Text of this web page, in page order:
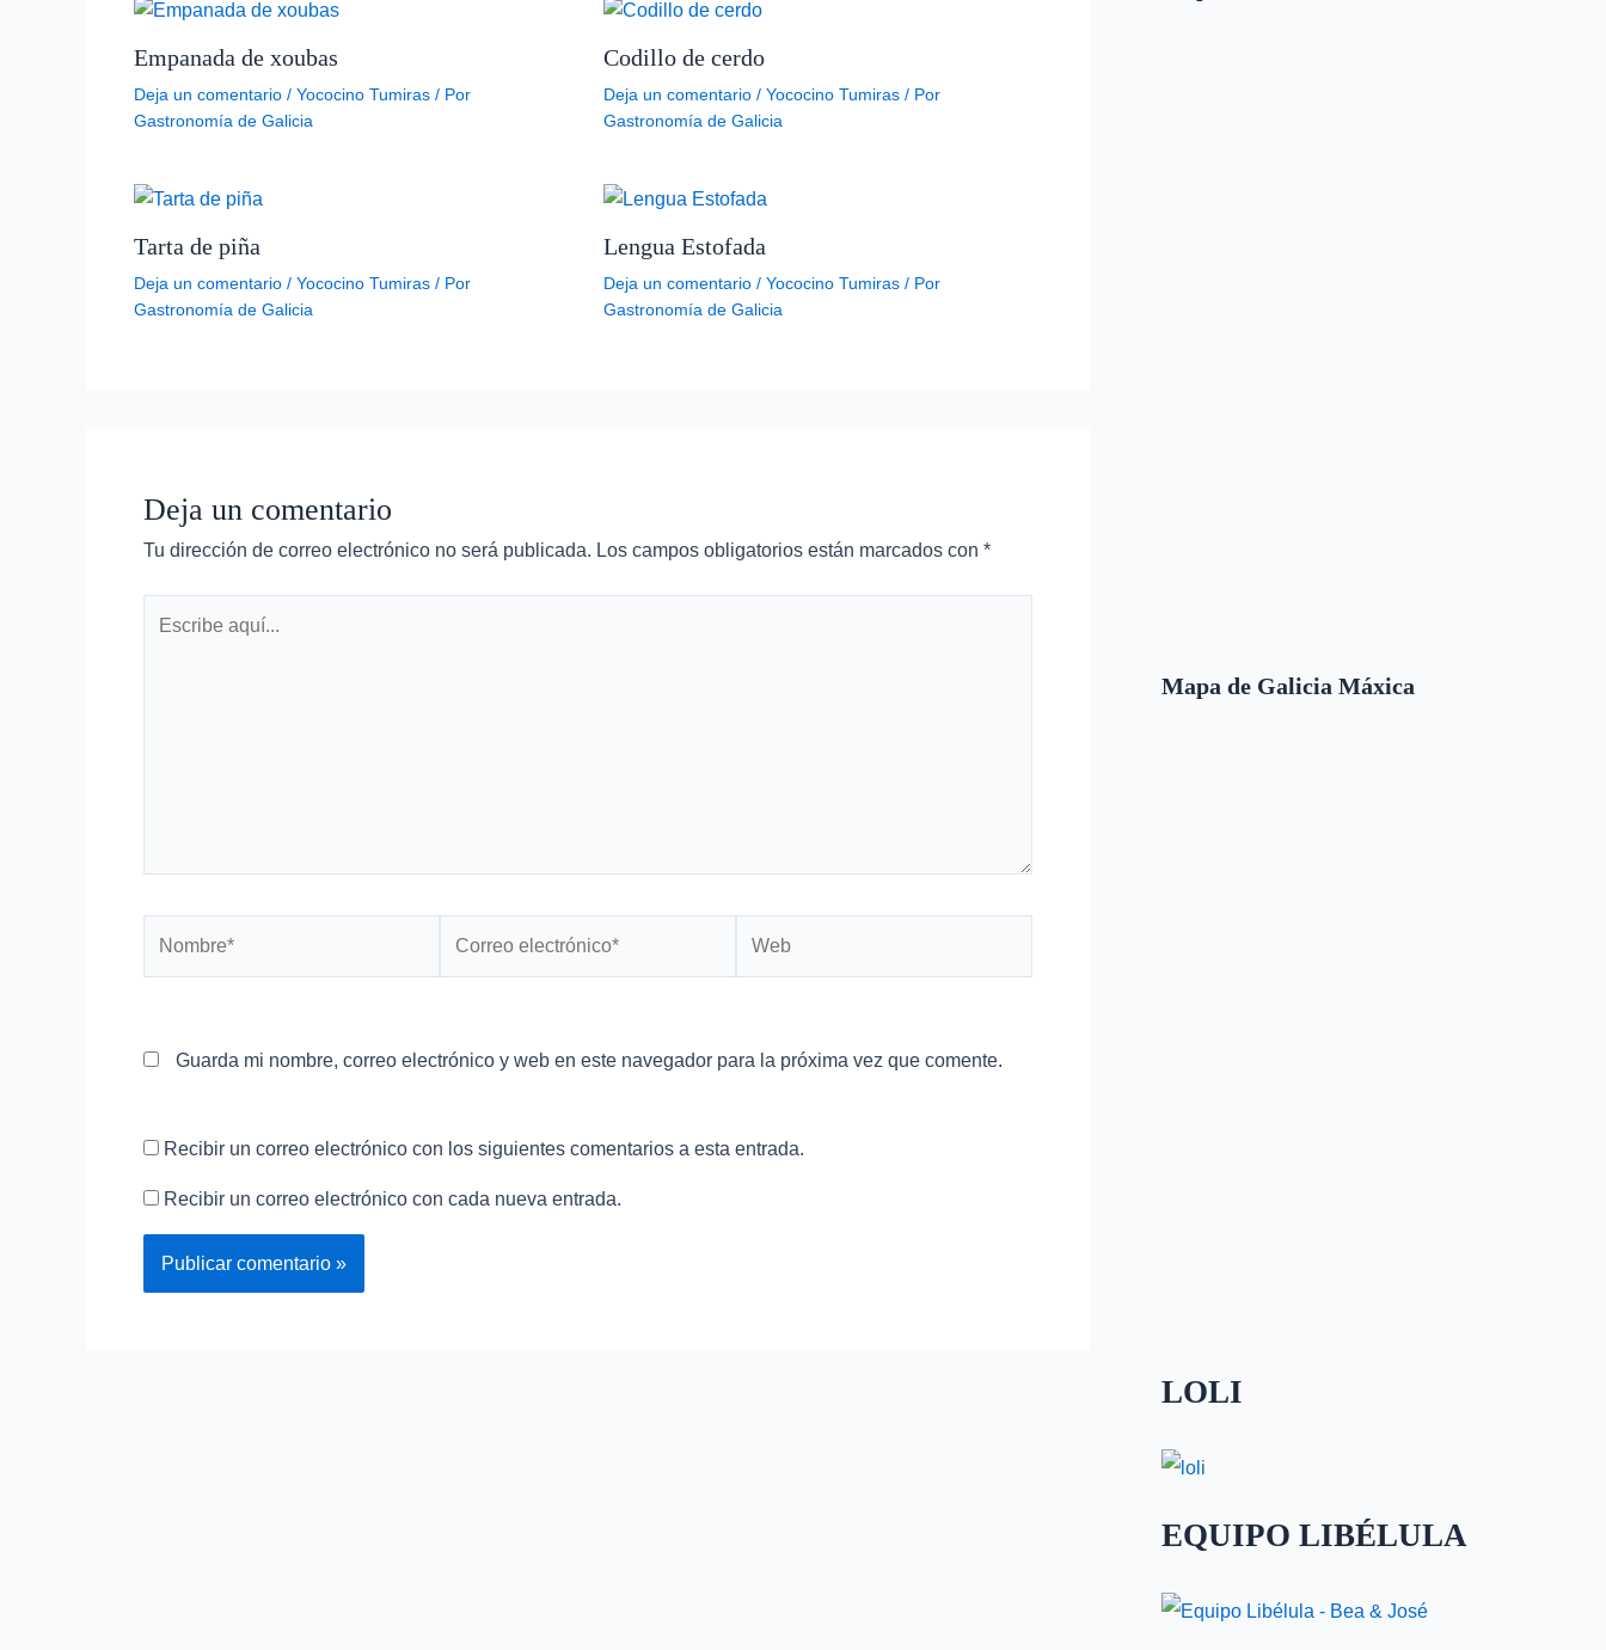
Empanada de xoubas
Deja un comentario / Yococino Tumiras / Por
Gastronomía de Galicia
Codillo de cerdo
Deja un comentario / Yococino Tumiras/ Por
Gastronomía de Galicia
Tarta de piña
Deja un comentario / Yococino Tumiras / Por
Gastronomía de Galicia
Lengua Estofada
Deja un comentario / Yococino Tumiras/ Por
Gastronomía de Galicia
Deja un comentario
Tu dirección de correo electrónico no será publicada. Los campos obligatorios están marcados con *
Guarda mi nombre, correo electrónico y web en este navegador para la próxima vez que comente.
Recibir un correo electrónico con los siguientes comentarios a esta entrada.
Recibir un correo electrónico con cada nueva entrada.
Mapa de Galicia Máxica
LOLI
EQUIPO LIBÉLULA